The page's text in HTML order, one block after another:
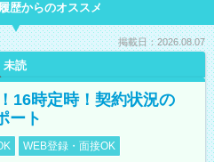
歴からのオススメ
掲載日：2026.08.07
未読
16時定時！契約状況の
ート
WEB登録・面接OK